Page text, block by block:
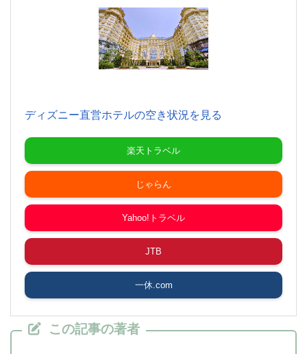
ディズニー直営ホテルの空き状況を見る
楽天トラベル
じゃらん
Yahoo!トラベル
JTB
一休.com
この記事の著者